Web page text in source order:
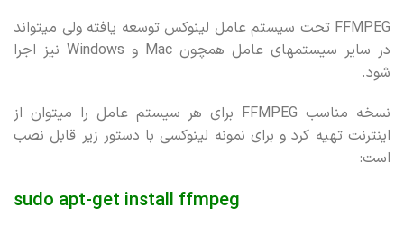
FFMPEG تحت سیستم عامل لینوکس توسعه یافته ولی میتواند
در سایر سیستمهای عامل همچون Mac و Windows نیز اجرا
شود.
نسخه مناسب FFMPEG برای هر سیستم عامل را میتوان از
اینترنت تهیه کرد و برای نمونه لینوکسی با دستور زیر قابل نصب
است:
sudo apt-get install ffmpeg